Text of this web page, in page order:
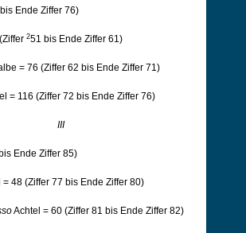
Ende Ziffer 76)
251 bis Ende Ziffer 61)
= 76 (Ziffer 62 bis Ende Ziffer 71)
= 116 (Ziffer 72 bis Ende Ziffer 76)
III
Ende Ziffer 85)
= 48 (Ziffer 77 bis Ende Ziffer 80)
Achtel = 60 (Ziffer 81 bis Ende Ziffer 82)